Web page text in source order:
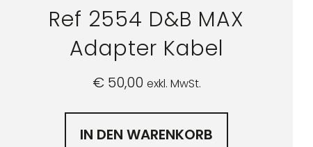
Ref 2554 D&B MAX
Adapter Kabel
€50,00 exkl. MwSt.
IN DEN WARENKORB